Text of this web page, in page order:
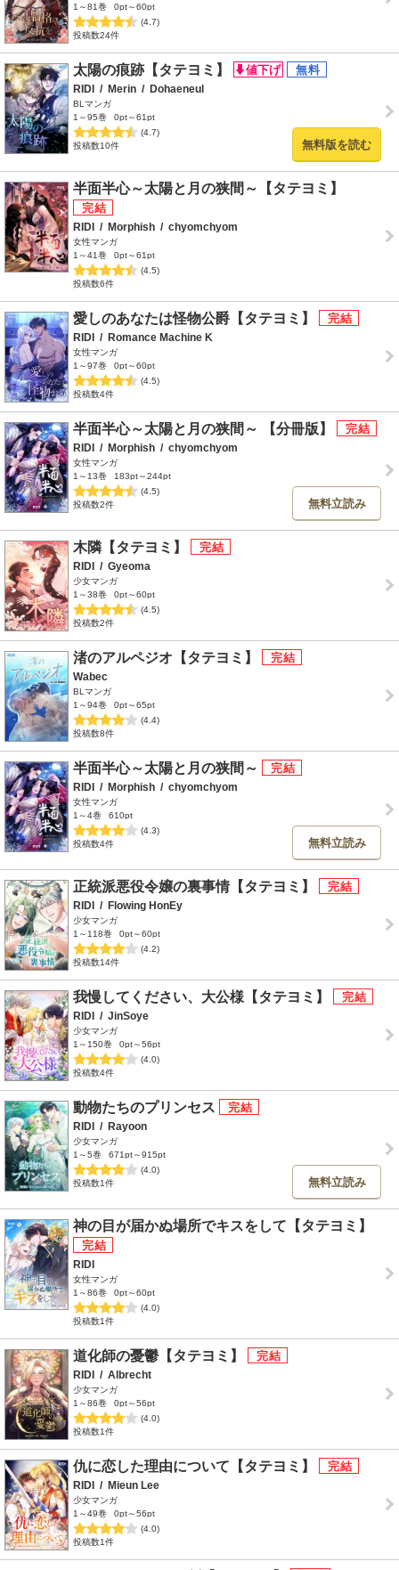
1～81巻
0pt～60pt
(4.7)
投稿数24件
太陽の痕跡【タテヨミ】
RIDI / Merin / Dohaeneul
BLマンガ
1～95巻
0pt～61pt
(4.7)
投稿数10件
無料版を読む
半面半心～太陽と月の狭間～【タテヨミ】
RIDI / Morphish / chyomchyom
女性マンガ
1～41巻
0pt～61pt
(4.5)
投稿数6件
愛しのあなたは怪物公爵【タテヨミ】
RIDI / Romance Machine K
女性マンガ
1～97巻
0pt～60pt
(4.5)
投稿数4件
半面半心～太陽と月の狭間～ 【分冊版】
RIDI / Morphish / chyomchyom
女性マンガ
1～13巻
183pt～244pt
(4.5)
投稿数2件
無料立読み
木隣【タテヨミ】
RIDI / Gyeoma
少女マンガ
1～38巻
0pt～60pt
(4.5)
投稿数2件
渚のアルペジオ【タテヨミ】
Wabec
BLマンガ
1～94巻
0pt～65pt
(4.4)
投稿数8件
半面半心～太陽と月の狭間～
RIDI / Morphish / chyomchyom
女性マンガ
1～4巻
610pt
(4.3)
投稿数4件
無料立読み
正統派悪役令嬢の裏事情【タテヨミ】
RIDI / Flowing HonEy
少女マンガ
1～118巻
0pt～60pt
(4.2)
投稿数14件
我慢してください、大公様【タテヨミ】
RIDI / JinSoye
少女マンガ
1～150巻
0pt～56pt
(4.0)
投稿数4件
動物たちのプリンセス
RIDI / Rayoon
少女マンガ
1～5巻
671pt～915pt
(4.0)
投稿数1件
無料立読み
神の目が届かぬ場所でキスをして【タテヨミ】
RIDI
女性マンガ
1～86巻
0pt～60pt
(4.0)
投稿数1件
道化師の憂鬱【タテヨミ】
RIDI / Albrecht
少女マンガ
1～86巻
0pt～56pt
(4.0)
投稿数1件
仇に恋した理由について【タテヨミ】
RIDI / Mieun Lee
少女マンガ
1～49巻
0pt～56pt
(4.0)
投稿数1件